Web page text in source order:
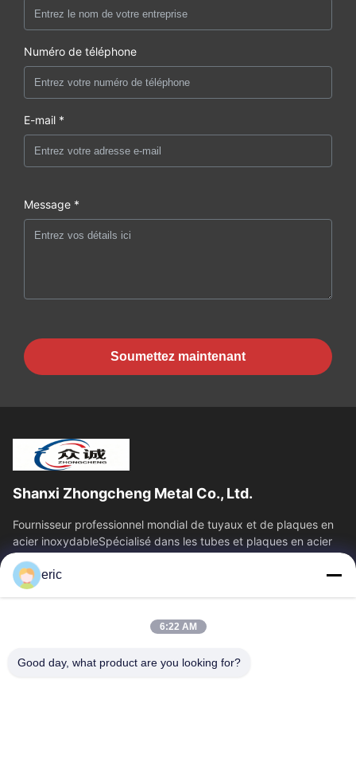
Numéro de téléphone
E-mail *
Message *
Soumettez maintenant
Shanxi Zhongcheng Metal Co., Ltd.
Fournisseur professionnel mondial de tuyaux et de plaques en
acier inoxydableSpécialisé dans les tubes et plaques en acier
inoxydable, offrant une...
Liens Rapides
Visite D'usine
Contrôle De La Qualité
Contact
eric
6:22 AM
Good day, what product are you looking for?